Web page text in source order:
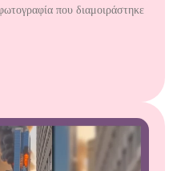
που διαμοιράστηκε